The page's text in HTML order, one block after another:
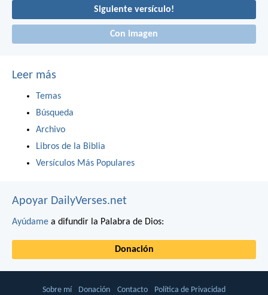
Siguiente versículo!
Con imagen
Leer más
Temas
Búsqueda
Archivo
Libros de la Biblia
Versículos Más Populares
Apoyar DailyVerses.net
Ayúdame a difundir la Palabra de Dios:
Donación
Sobre mí Donación Contacto Política de Privacidad